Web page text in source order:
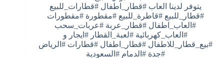
يتوفر لدينا العاب #قطار_اطفال #قطارات_للبيع
#قطار_للبيع #قاطرة_للبيع #مقطورة #مقطورات
#العاب_اطفال #قطار_عربة #عربات_سحب
#العاب_كهربائية #لعبة_القطار #ايجار و
#بيع_قطار_للاطفال #قطار_اطفال #قطارات #الرياض
#جدة #الدمام #السعودية